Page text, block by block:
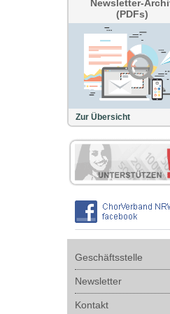
Newsletter-
(PDFs)
Zur Übersicht
Geschäftsstelle
Newsletter
Kontakt